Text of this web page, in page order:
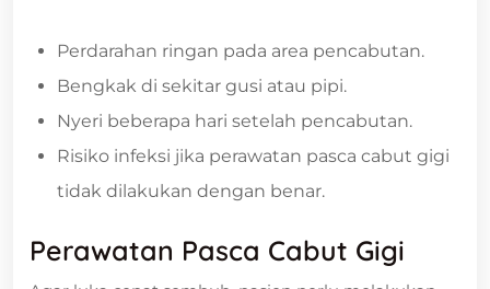
Perdarahan ringan pada area pencabutan.
Bengkak di sekitar gusi atau pipi.
Nyeri beberapa hari setelah pencabutan.
Risiko infeksi jika perawatan pasca cabut gigi
tidak dilakukan dengan benar.
Perawatan Pasca Cabut Gigi